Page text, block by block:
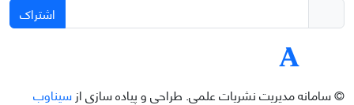
اشتراک
© سامانه مدیریت نشریات علمی. طراحی و پیاده سازی از سیناوب